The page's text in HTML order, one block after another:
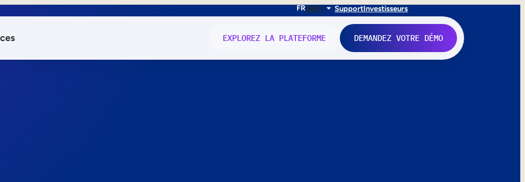
FRENIT SupportInvestisseurs
EXPLOREZ LA PLATEFORME DEMANDEZ VOTRE DÉMO